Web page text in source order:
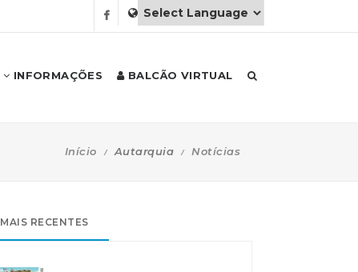
INFORMAÇÕES BALCÃO VIRTUAL
Início Autarquia Notícias
MAIS RECENTES